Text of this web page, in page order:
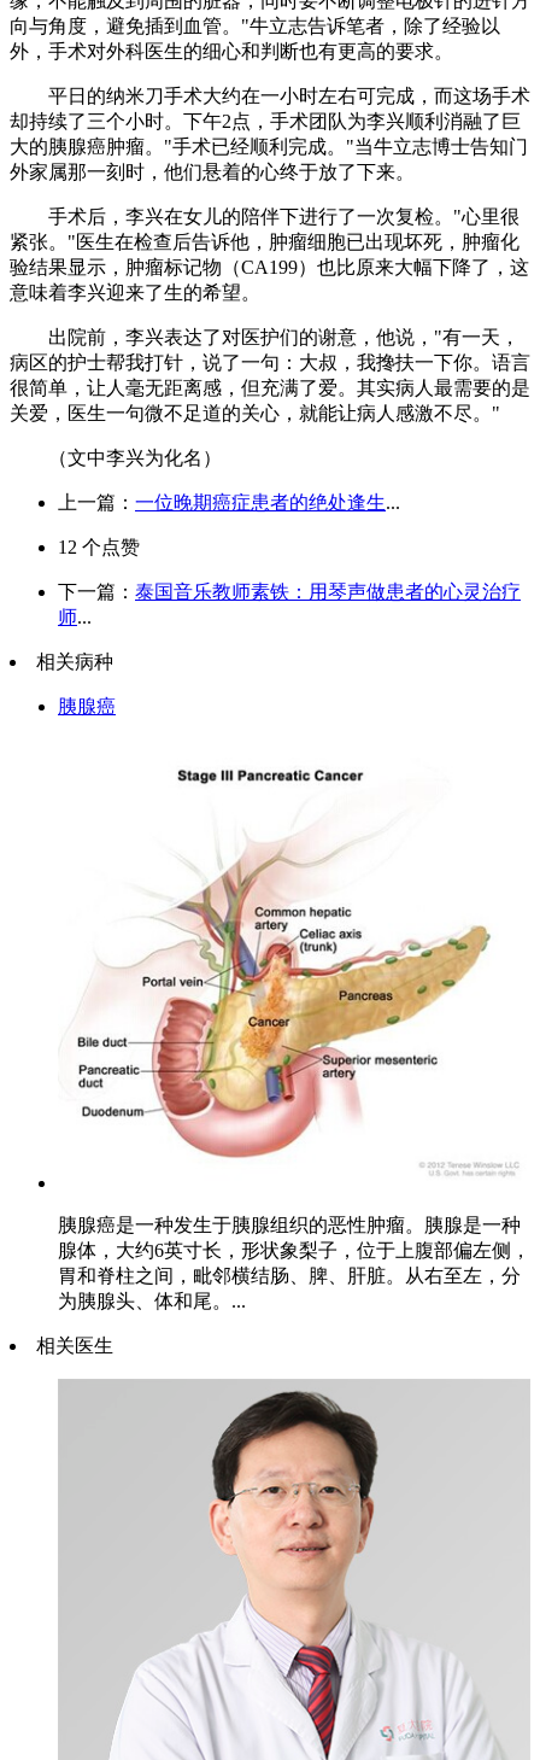
向与角度，避免插到血管。"牛立志告诉笔者，除了经验以
外，手术对外科医生的细心和判断也有更高的要求。
平日的纳米刀手术大约在一小时左右可完成，而这场手术
却持续了三个小时。下午2点，手术团队为李兴顺利消融了巨
大的胰腺癌肿瘤。"手术已经顺利完成。"当牛立志博士告知门
外家属那一刻时，他们悬着的心终于放了下来。
手术后，李兴在女儿的陪伴下进行了一次复检。"心里很
紧张。"医生在检查后告诉他，肿瘤细胞已出现坏死，肿瘤化
验结果显示，肿瘤标记物（CA199）也比原来大幅下降了，这
意味着李兴迎来了生的希望。
出院前，李兴表达了对医护们的谢意，他说，"有一天，
病区的护士帮我打针，说了一句：大叔，我搀扶一下你。语言
很简单，让人毫无距离感，但充满了爱。其实病人最需要的是
关爱，医生一句微不足道的关心，就能让病人感激不尽。"
（文中李兴为化名）
上一篇： 一位晚期癌症患者的绝处逢生...
12 个点赞
下一篇： 泰国音乐教师素铁：用琴声做患者的心灵治疗
师...
相关病种
胰腺癌
胰腺癌是一种发生于胰腺组织的恶性肿瘤。胰腺是一种
腺体，大约6英寸长，形状象梨子，位于上腹部偏左侧，
胃和脊柱之间，毗邻横结肠、脾、肝脏。从右至左，分
为胰腺头、体和尾。...
相关医生